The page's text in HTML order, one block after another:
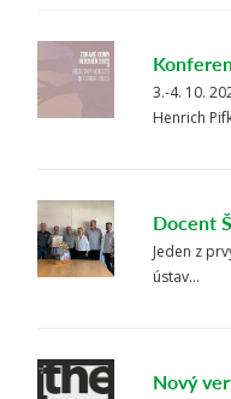
3.-4. 10.
Henrich
Docent
Jeden z
ústav...
Nový